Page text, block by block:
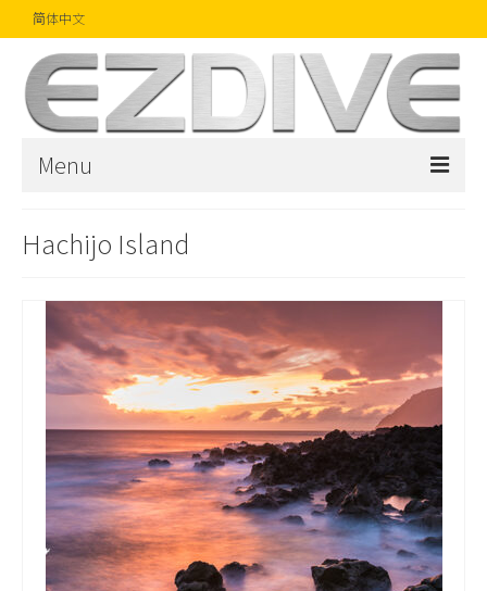
简体中文
Menu
文章
精品
摄影比赛
话题焦点
关于我们
Hachijo Island